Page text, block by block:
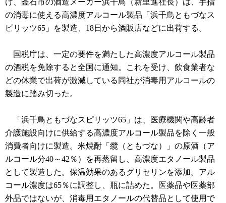
の消毒に使える高濃度アルコール製品「浜千鳥ともづなス
ピリッツ65」を製造、18日から酒販店などに出荷する。
国税庁は、一定の要件を満たした高濃度アルコール製品
の酒税を免除すると全国に通知。これを受け、飲食業者な
どの休業で出荷が激減している同社が消毒用アルコールの
製造に踏み切った。
「浜千鳥ともづなスピリッツ65」は、医療機関や高齢者
介護施設向けに供給する高濃度アルコール製品を除く一般
消費者向けに製造。米焼酎「纜（ともづな）」の原酒（ア
ルコール分40～42％）を再蒸留し、高濃度エタノール製品
として製造した。保温効果のあるグリセリンを添加。アル
コール濃度は65％に調整し、瓶に詰めた。医薬品や医薬部
外品ではないが、消毒用エタノールの代替品として使用で